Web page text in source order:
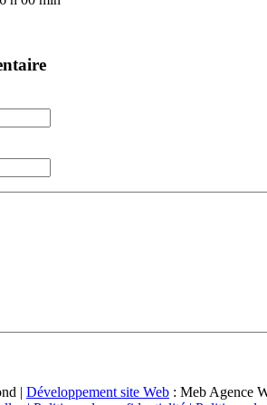
| Développement site Web : Meb Agence